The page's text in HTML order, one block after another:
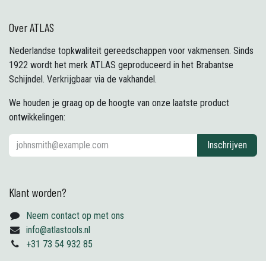
Over ATLAS
Nederlandse topkwaliteit gereedschappen voor vakmensen. Sinds
1922 wordt het merk ATLAS geproduceerd in het Brabantse
Schijndel. Verkrijgbaar via de vakhandel.
We houden je graag op de hoogte van onze laatste product
ontwikkelingen:
Inschrijven
Klant worden?
Neem contact op met ons
info@atlastools.nl
+31 73 54 932 85